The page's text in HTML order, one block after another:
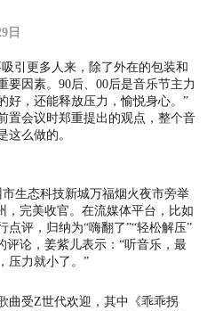
日
引更多人来，除了外在的包装和
要因素。90后、00后是音乐节主力
好，还能释放压力，愉悦身心。”
置会议时郑重提出的观点，整个音
这么做的。
生态科技新城万福烟火夜市旁举
，完美收官。在流媒体平台，比如
评，归纳为“嗨翻了”“轻松解压”
评论，姜紫儿表示：“听音乐，最
压力就小了。”
曲受Z世代欢迎，其中《乖乖拐